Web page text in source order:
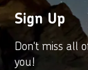
Sign Up
Don't miss all
you!